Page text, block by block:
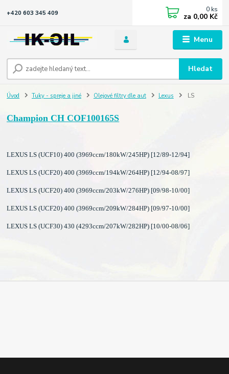
Menu
Hledat
+420 603 345 409 0 ks
za 0,00 Kč
Úvod Tuky - spreje a jiné Olejové filtry dle aut Lexus LS
Champion CH COF100165S
LEXUS LS (UCF10) 400 (3969ccm/180kW/245HP) [12/89-12/94]
LEXUS LS (UCF20) 400 (3969ccm/194kW/264HP) [12/94-08/97]
LEXUS LS (UCF20) 400 (3969ccm/203kW/276HP) [09/98-10/00]
LEXUS LS (UCF20) 400 (3969ccm/209kW/284HP) [09/97-10/00]
LEXUS LS (UCF30) 430 (4293ccm/207kW/282HP) [10/00-08/06]